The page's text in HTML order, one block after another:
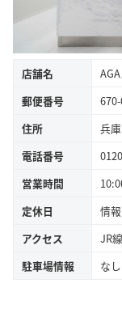
店舗名
郵便番号
住所
兵
電話番号
営業時間
定休日
情
アクセス
JR
駐車場情報
なし